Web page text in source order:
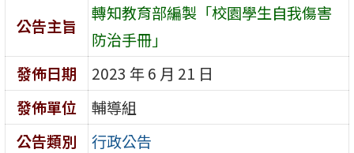
公告主旨
轉知教育部編製「校園學生自我傷害
防治手冊」
發佈日期
2023 年 6 月 21 日
發佈單位
輔導組
公告類別
行政公告